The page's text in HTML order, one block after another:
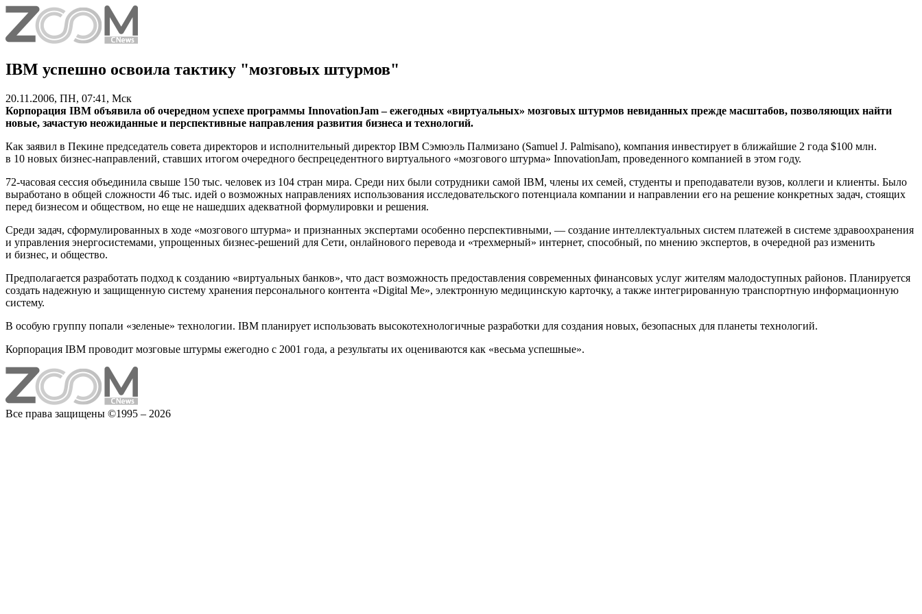
IBM успешно освоила тактику "мозговых штурмов"
20.11.2006, ПН, 07:41, Мск
Корпорация IBM объявила об очередном успехе программы InnovationJam – ежегодных «виртуальных» мозговых штурмов невиданных прежде масштабов, позволяющих найти
новые, зачастую неожиданные и перспективные направления развития бизнеса и технологий.
Как заявил в Пекине председатель совета директоров и исполнительный директор IBM Сэмюэль Палмизано (Samuel J. Palmisano), компания инвестирует в ближайшие 2 года $100 млн.
в 10 новых бизнес-направлений, ставших итогом очередного беспрецедентного виртуального «мозгового штурма» InnovationJam, проведенного компанией в этом году.
72-часовая сессия объединила свыше 150 тыс. человек из 104 стран мира. Среди них были сотрудники самой IBM, члены их семей, студенты и преподаватели вузов, коллеги и клиенты. Было
выработано в общей сложности 46 тыс. идей о возможных направлениях использования исследовательского потенциала компании и направлении его на решение конкретных задач, стоящих
перед бизнесом и обществом, но еще не нашедших адекватной формулировки и решения.
Среди задач, сформулированных в ходе «мозгового штурма» и признанных экспертами особенно перспективными, — создание интеллектуальных систем платежей в системе здравоохранения
и управления энергосистемами, упрощенных бизнес-решений для Сети, онлайнового перевода и «трехмерный» интернет, способный, по мнению экспертов, в очередной раз изменить
и бизнес, и общество.
Предполагается разработать подход к созданию «виртуальных банков», что даст возможность предоставления современных финансовых услуг жителям малодоступных районов. Планируется
создать надежную и защищенную систему хранения персонального контента «Digital Me», электронную медицинскую карточку, а также интегрированную транспортную информационную
систему.
В особую группу попали «зеленые» технологии. IBM планирует использовать высокотехнологичные разработки для создания новых, безопасных для планеты технологий.
Корпорация IBM проводит мозговые штурмы ежегодно с 2001 года, а результаты их оцениваются как «весьма успешные».
Все права защищены ©1995 – 2026